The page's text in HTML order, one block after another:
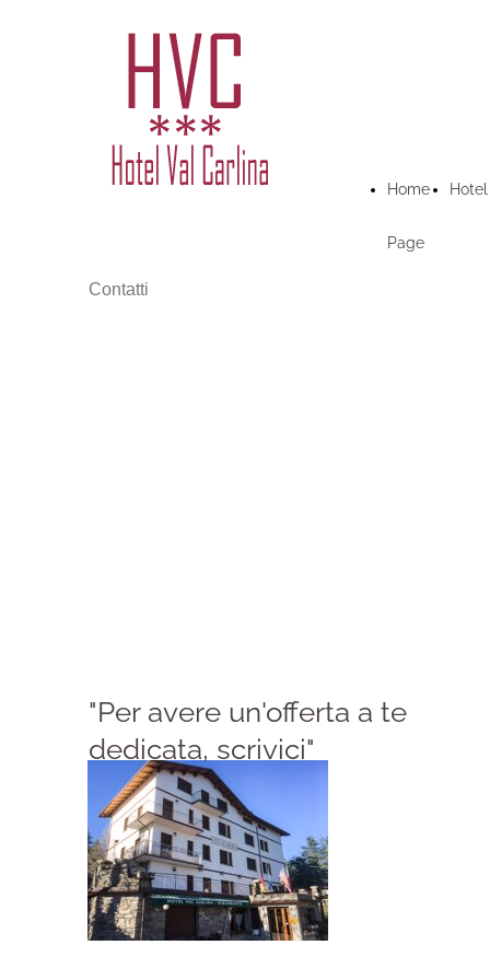
Home
Page
Hotel
Contatti
"Per avere un'offerta a te
dedicata, scrivici"